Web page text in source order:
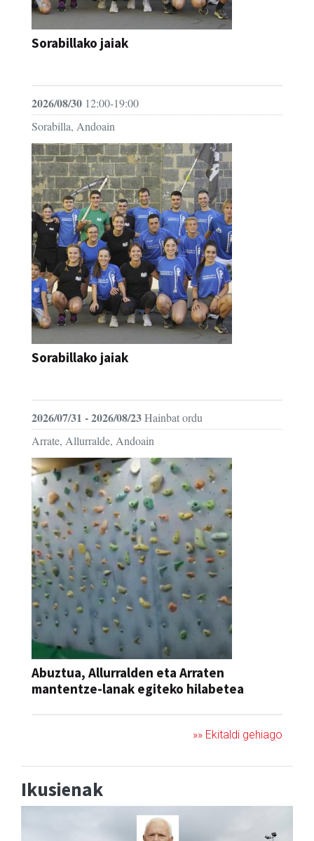
Sorabillako jaiak
2026/08/30 12:00-19:00
Sorabilla, Andoain
Sorabillako jaiak
2026/07/31 - 2026/08/23Hainbat ordu
Arrate, Allurralde, Andoain
Abuztua, Allurralden eta Arraten
mantentze-lanak egiteko hilabetea
»» Ekitaldi gehiago
Ikusienak